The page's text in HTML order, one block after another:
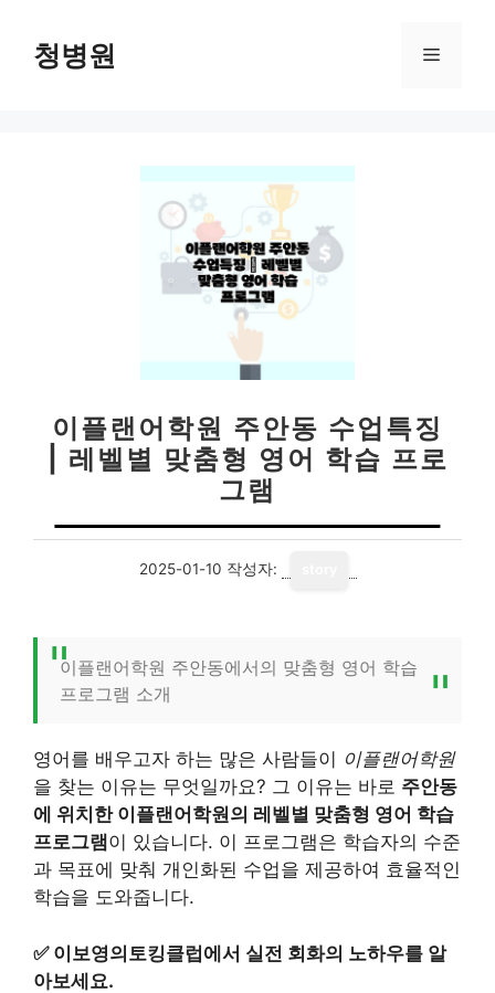
청병원 메
이플랜어학원 주안동 수업특징
| 레벨별 맞춤형 영어 학습 프로
그램
2025-01-10 작성자:
이플랜어학원 주안동에서의 맞춤형 영어 학습
프로그램 소개
영어를 배우고자 하는 많은 사람들이 이플랜어학원
을 찾는 이유는 무엇일까요? 그 이유는 바로 주안동
에 위치한 이플랜어학원의 레벨별 맞춤형 영어 학습
프로그램이 있습니다. 이 프로그램은 학습자의 수준
과 목표에 맞춰 개인화된 수업을 제공하여 효율적인
학습을 도와줍니다.
✅ 이보영의토킹클럽에서 실전 회화의 노하우를 알
아보세요.